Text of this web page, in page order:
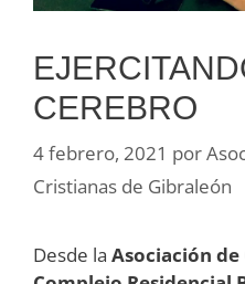
CEREBRO
4 febrero, 2021 por
Cristianas de Gibraleón
Desde la Asociación